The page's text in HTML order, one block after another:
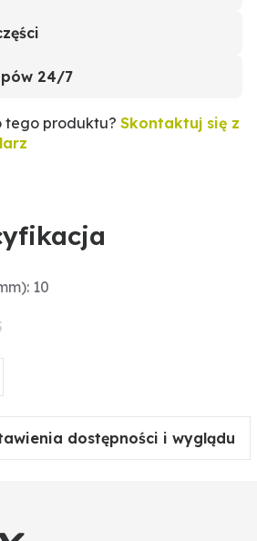
24/7
tego produktu? Skontaktuj się z
10
9 x 27
dostępności i wyglądu